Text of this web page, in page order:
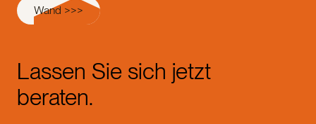
Wand >>>
Lassen Sie sich jetzt
beraten.